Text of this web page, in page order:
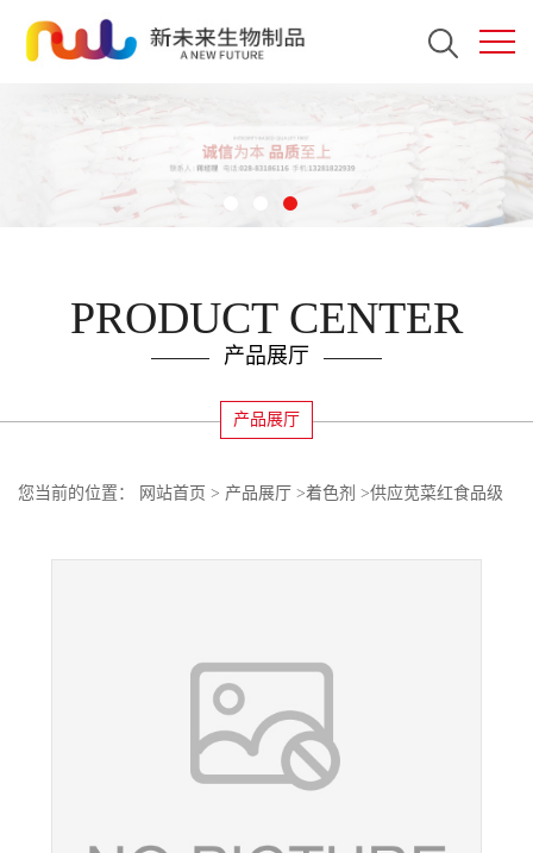
PRODUCT CENTER
产品展厅
产品展厅
您当前的位置： 网站首页 > 产品展厅 >着色剂 >供应苋菜红食品级